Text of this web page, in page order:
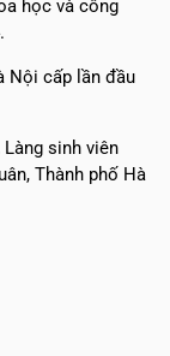
học và công
Nội cấp lần đầu
Làng sinh viên
Thành phố Hà